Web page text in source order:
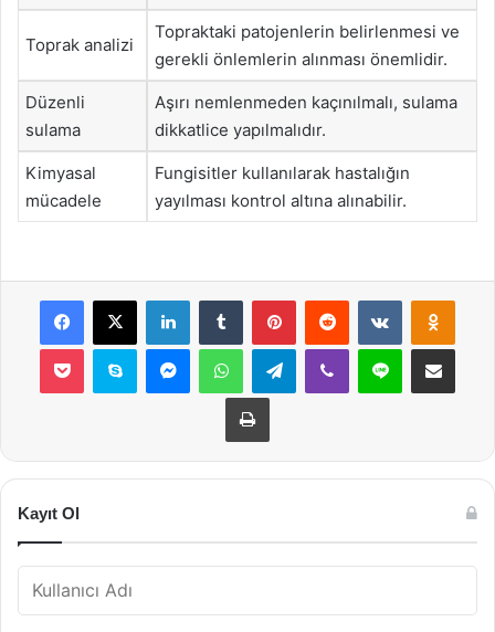
Toprak analizi
Topraktaki patojenlerin belirlenmesi ve
gerekli önlemlerin alınması önemlidir.
Düzenli
sulama
Aşırı nemlenmeden kaçınılmalı, sulama
dikkatlice yapılmalıdır.
Kimyasal
mücadele
Fungisitler kullanılarak hastalığın
yayılması kontrol altına alınabilir.
Facebook
X LinkedInTumblr PinterestReddit VKontakte
Pocket Skype MessengerWhatsAppTelegramViber Line E-Posta ile
Yazdır
Kayıt Ol